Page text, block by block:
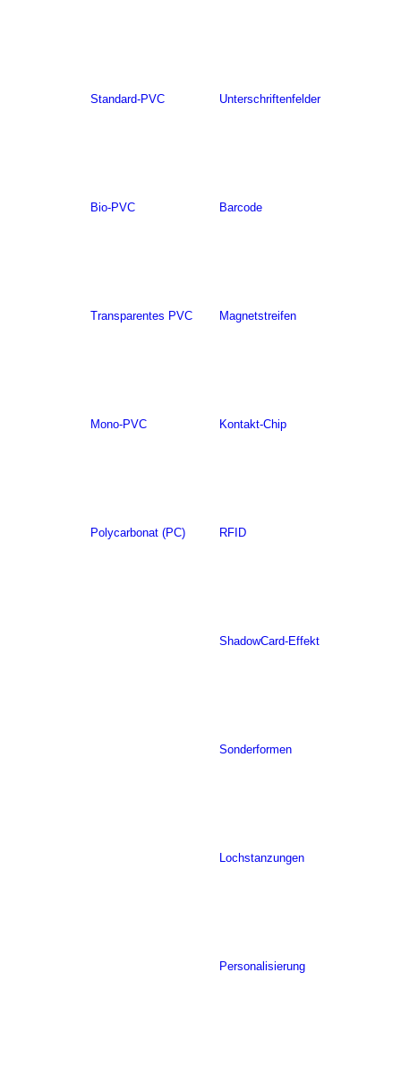
Standard-PVC
Bio-PVC
Transparentes PVC
Mono-PVC
Polycarbonat (PC)
Unterschriftenfelder
Barcode
Magnetstreifen
Kontakt-Chip
RFID
ShadowCard-Effekt
Sonderformen
Lochstanzungen
Personalisierung